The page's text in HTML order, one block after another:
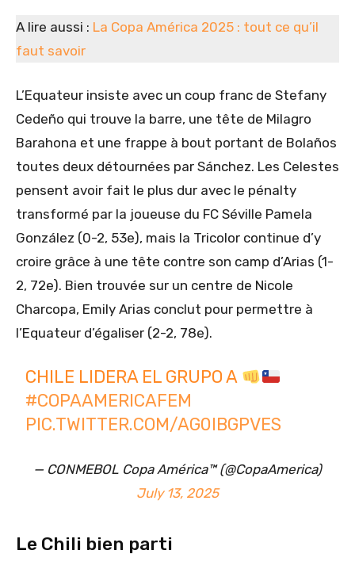
A lire aussi : La Copa América 2025 : tout ce qu’il
faut savoir
L’Equateur insiste avec un coup franc de Stefany
Cedeño qui trouve la barre, une tête de Milagro
Barahona et une frappe à bout portant de Bolaños
toutes deux détournées par Sánchez. Les Celestes
pensent avoir fait le plus dur avec le pénalty
transformé par la joueuse du FC Séville Pamela
González (0-2, 53e), mais la Tricolor continue d’y
croire grâce à une tête contre son camp d’Arias (1-
2, 72e). Bien trouvée sur un centre de Nicole
Charcopa, Emily Arias conclut pour permettre à
l’Equateur d’égaliser (2-2, 78e).
CHILE LIDERA EL GRUPO A
#COPAAMERICAFEM
PIC.TWITTER.COM/AG0IBGPVES
— CONMEBOL Copa América™️ (@CopaAmerica)
July 13, 2025
Le Chili bien parti